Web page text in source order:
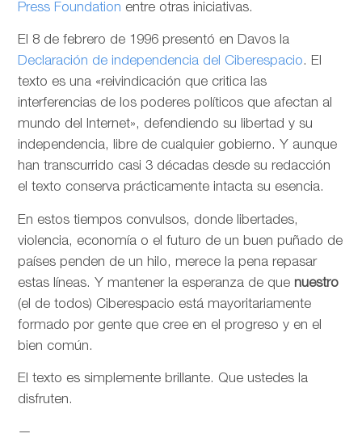
Press Foundation entre otras iniciativas.
El 8 de febrero de 1996 presentó en Davos la
Declaración de independencia del Ciberespacio. El
texto es una «reivindicación que critica las
interferencias de los poderes políticos que afectan al
mundo del Internet», defendiendo su libertad y su
independencia, libre de cualquier gobierno. Y aunque
han transcurrido casi 3 décadas desde su redacción
el texto conserva prácticamente intacta su esencia.
En estos tiempos convulsos, donde libertades,
violencia, economía o el futuro de un buen puñado de
países penden de un hilo, merece la pena repasar
estas líneas. Y mantener la esperanza de que nuestro
(el de todos) Ciberespacio está mayoritariamente
formado por gente que cree en el progreso y en el
bien común.
El texto es simplemente brillante. Que ustedes la
disfruten.
—